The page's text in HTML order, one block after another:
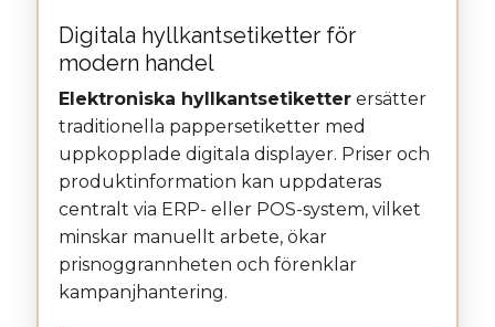
Digitala hyllkantsetiketter för
modern handel
Elektroniska hyllkantsetiketter ersätter
traditionella pappersetiketter med
uppkopplade digitala displayer. Priser och
produktinformation kan uppdateras
centralt via ERP- eller POS-system, vilket
minskar manuellt arbete, ökar
prisnoggrannheten och förenklar
kampanjhantering.